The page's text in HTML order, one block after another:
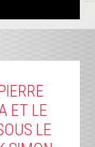
ET LE
LE